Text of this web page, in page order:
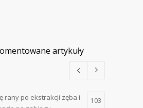
artykuły
rany po ekstrakcji zęba i
103